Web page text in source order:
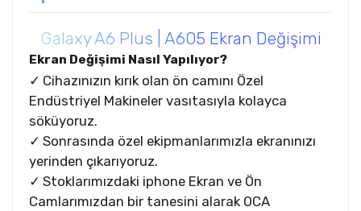
Galaxy A6 Plus | A605 Ekran Değişimi
Ekran Değişimi Nasıl Yapılıyor?
Cihazınızın kırık olan ön camını Özel
Endüstriyel Makineler vasıtasıyla kolayca
söküyoruz.
Sonrasında özel ekipmanlarımızla ekranınızı
yerinden çıkarıyoruz.
Stoklarımızdaki iphone Ekran ve Ön
Camlarımızdan bir tanesini alarak OCA